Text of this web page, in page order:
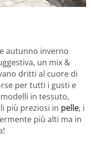
autunno inverno
un mix &
dritti al cuore di
per tutti i gusti e
in tessuto,
più preziosi in pelle, i
più alti ma in